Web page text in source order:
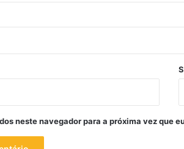
neste navegador para a próxima vez que